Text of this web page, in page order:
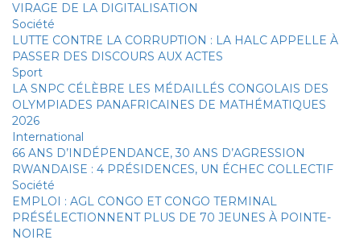
VIRAGE DE LA DIGITALISATION
Société
LUTTE CONTRE LA CORRUPTION : LA HALC APPELLE À
PASSER DES DISCOURS AUX ACTES
Sport
LA SNPC CÉLÈBRE LES MÉDAILLÉS CONGOLAIS DES
OLYMPIADES PANAFRICAINES DE MATHÉMATIQUES
2026
International
66 ANS D’INDÉPENDANCE, 30 ANS D’AGRESSION
RWANDAISE : 4 PRÉSIDENCES, UN ÉCHEC COLLECTIF
Société
EMPLOI : AGL CONGO ET CONGO TERMINAL
PRÉSÉLECTIONNENT PLUS DE 70 JEUNES À POINTE-
NOIRE